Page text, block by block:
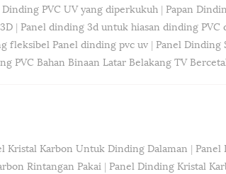
Dinding PVC UV yang diperkukuh | Papan
| Panel dinding 3d untuk hiasan dinding PVC
fleksibel Panel dinding pvc uv | Panel Dinding
PVC Bahan Binaan Latar Belakang TV
Kristal Karbon Untuk Dinding Dalaman | Panel
Rintangan Pakai | Panel Dinding Kristal